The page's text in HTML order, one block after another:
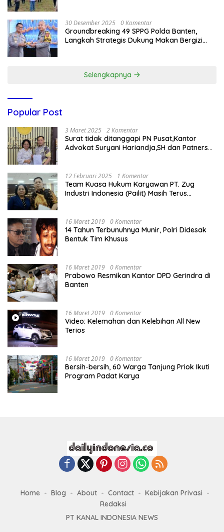
30 Desember 2025 0 Komentar
Groundbreaking 49 SPPG Polda Banten,
Langkah Strategis Dukung Makan Bergizi
Selengkapnya
Popular Post
3 Maret 2025 2 Komentar
Surat tidak ditanggapi PN Pusat,Kantor
Advokat Suryani Hariandja,SH dan Patners
12 Februari 2025 1 Komentar
Team Kuasa Hukum Karyawan PT. Zug
Industri Indonesia (Pailit) Masih Terus
16 Maret 2019 0 Komentar
14 Tahun Terbunuhnya Munir, Polri Didesak
Bentuk Tim Khusus
16 Maret 2019 0 Komentar
Prabowo Resmikan Kantor DPD Gerindra di
Banten
16 Maret 2019 0 Komentar
Video: Kelemahan dan Kelebihan All New
Terios
16 Maret 2019 0 Komentar
Bersih-bersih, 60 Warga Tanjung Priok Ikuti
Program Padat Karya
Home Blog About Contact
Kebijakan Privasi
Redaksi
PT KANAL INDONESIA NEWS